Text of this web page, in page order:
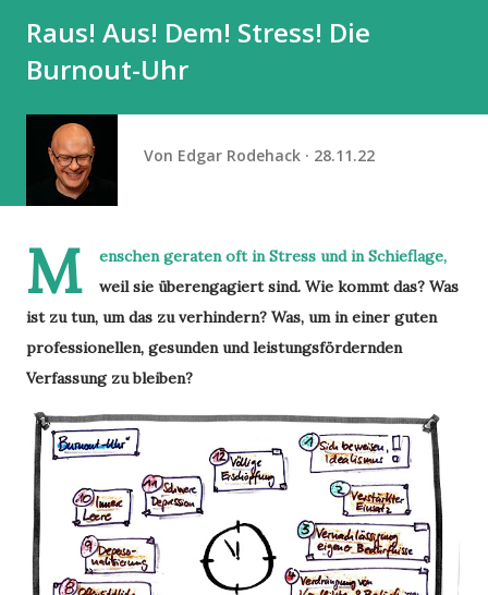
Raus! Aus! Dem! Stress! Die
Burnout-Uhr
Von Edgar Rodehack 28.11.22
M
enschen geraten oft in Stress und in Schieflage,
weil sie überengagiert sind. Wie kommt das? Was
ist zu tun, um das zu verhindern? Was, um in einer guten
professionellen, gesunden und leistungsfördernden
Verfassung zu bleiben?